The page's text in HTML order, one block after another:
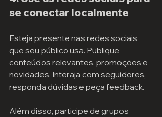
se conectar localmente
Esteja presente nas redes sociais
que seu público usa. Publique
conteúdos relevantes, promoções e
novidades. Interaja com seguidores,
responda dúvidas e peça feedback.
Além disso, participe de grupos